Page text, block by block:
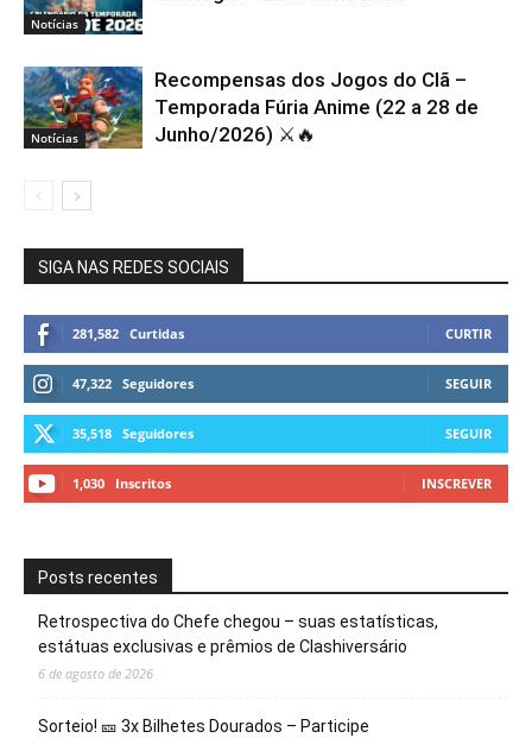
Notícias
Notícias
Recompensas dos Jogos do Clã –
Temporada Fúria Anime (22 a 28 de
Junho/2026) ⚔️🔥
SIGA NAS REDES SOCIAIS
281,582 Curtidas CURTIR
47,322 Seguidores SEGUIR
35,518 Seguidores SEGUIR
1,030 Inscritos INSCREVER
Posts recentes
Retrospectiva do Chefe chegou – suas estatísticas,
estátuas exclusivas e prêmios de Clashiversário
6 de agosto de 2026
Sorteio! 🎫 3x Bilhetes Dourados – Participe